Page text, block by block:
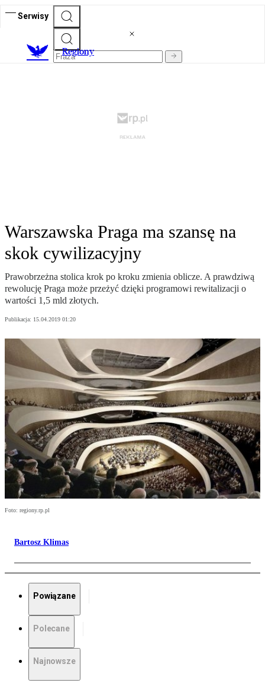
Serwisy
Regiony
Warszawska Praga ma szansę na
skok cywilizacyjny
Prawobrzeżna stolica krok po kroku zmienia oblicze. A prawdziwą
rewolucję Praga może przeżyć dzięki programowi rewitalizacji o
wartości 1,5 mld złotych.
Publikacja: 15.04.2019 01:20
Foto: regiony.rp.pl
Bartosz Klimas
Powiązane
Polecane
Najnowsze